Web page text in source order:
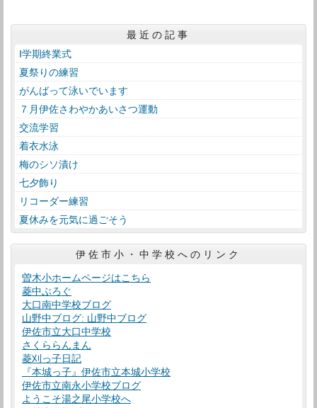
最近の記事
Ⅰ学期終業式
夏祭りの練習
がんばって泳いでいます
７月伊佐さわやかあいさつ運動
交流学習
着衣水泳
梅のシソ漬け
七夕飾り
リコーダー練習
夏休みを元気に過ごそう
伊佐市小・中学校へのリンク
曽木小ホームページはこちら
菱中ぶろぐ
大口南中学校ブログ
山野中ブログ: 山野中ブログ
伊佐市立大口中学校
さくららんまん
菱刈っ子日記
『本城っ子』伊佐市立本城小学校
伊佐市立南永小学校ブログ
ようこそ湯之尾小学校へ